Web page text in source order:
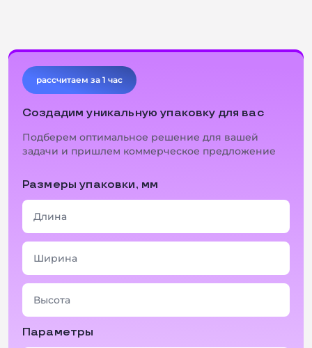
Консультация
рассчитаем за 1 час
Создадим уникальную упаковку для вас
Подберем оптимальное решение для вашей
задачи и пришлем коммерческое предложение
Размеры упаковки, мм
Параметры